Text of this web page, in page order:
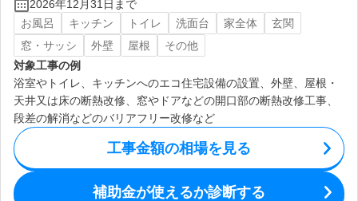
2026年12月31日まで
お風呂
キッチン トイレ 洗面台 家全体
玄関
窓・サッシ
外壁 屋根
その他
対象工事の例
浴室やトイレ、キッチンへのエコ住宅設備の設置、外壁、屋根・
天井又は床の断熱改修、窓やドアなどの開口部の断熱改修工事、
段差の解消などのバリアフリー改修など
工事金額の相場を見る
補助金が使えるか診断する